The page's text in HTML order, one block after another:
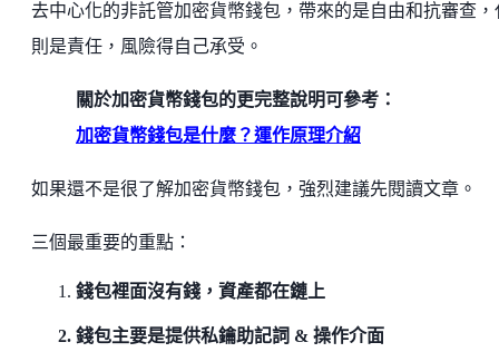
去中心化的非託管加密貨幣錢包，帶來的是自由和抗審查，
則是責任，風險得自己承受。
關於加密貨幣錢包的更完整說明可參考：
加密貨幣錢包是什麼？運作原理介紹
如果還不是很了解加密貨幣錢包，強烈建議先閱讀文章。
三個最重要的重點：
錢包裡面沒有錢，資產都在鏈上
錢包主要是提供私鑰助記詞 & 操作介面